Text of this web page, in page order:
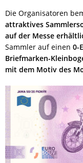
Die Organisatoren
attraktives
auf der Messe
Sammler auf einen 0-
Briefmarken-
mit dem Motiv des